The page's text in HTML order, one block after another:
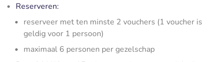
Reserveren:
reserveer met ten minste 2 vouchers (1 voucher is
geldig voor 1 persoon)
maximaal 6 personen per gezelschap